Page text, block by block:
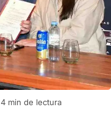
4 min de lectura